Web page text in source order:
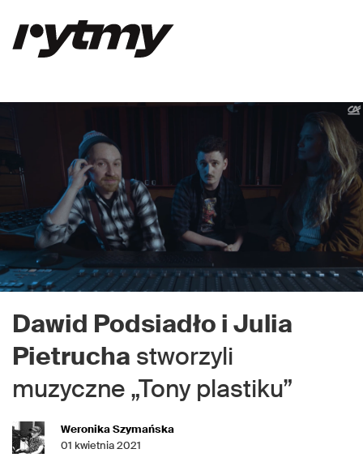
Dawid Podsiadło i Julia
Pietrucha stworzyli
muzyczne „Tony plastiku”
Weronika Szymańska
01 kwietnia 2021